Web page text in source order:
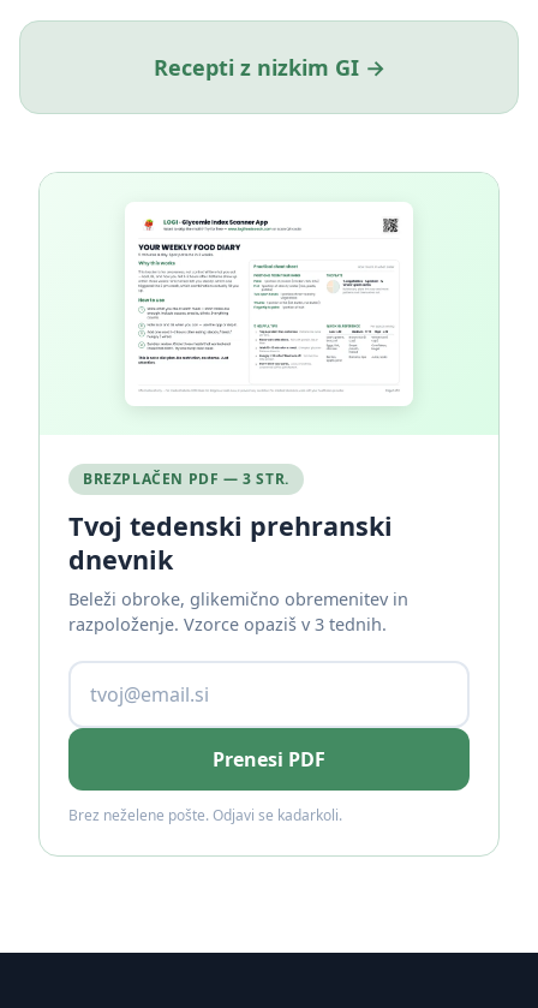
Recepti z nizkim GI →
BREZPLAČEN PDF — 3 STR.
Tvoj tedenski prehranski
dnevnik
Beleži obroke, glikemično obremenitev in
razpoloženje. Vzorce opaziš v 3 tednih.
Prenesi PDF
Brez neželene pošte. Odjavi se kadarkoli.